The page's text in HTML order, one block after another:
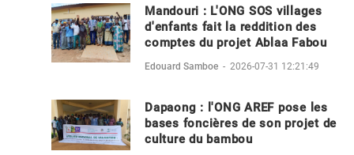
Mandouri : L'ONG SOS villages
d'enfants fait la reddition des
comptes du projet Ablaa Fabou
Edouard Samboe - 2026-07-31 12:21:49
Dapaong : l'ONG AREF pose les
bases foncières de son projet de
culture du bambou